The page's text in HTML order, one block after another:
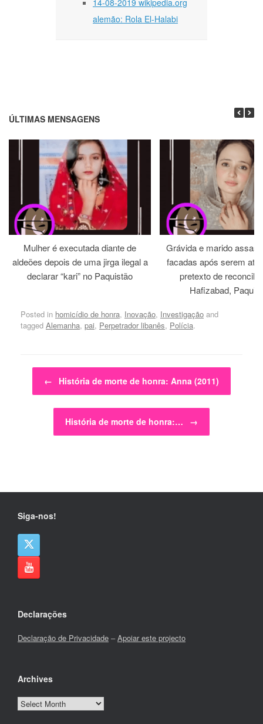
alemão: Rola El-Halabi
ÚLTIMAS MENSAGENS
Mulher é executada diante de
aldeões depois de uma jirga ilegal a
declarar “kari” no Paquistão
Grávida e marido
facadas após serem
pretexto de
Hafizabad,
Posted in homicídio de honra, Inovação, Investigação and
tagged Alemanha, pai, Perpetrador libanês, Polícia.
Post navigation
← História de morte de honra: Anna (2011)
História de morte de honra:… →
Siga-nos!
Declarações
Declaração de Privacidade –Apoiar este projecto
Archives
Archives